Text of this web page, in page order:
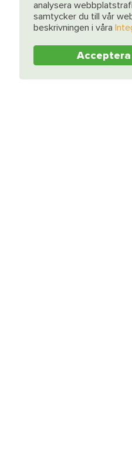
analysera
samtycker du till vår
beskrivningen i våra
Acceptera